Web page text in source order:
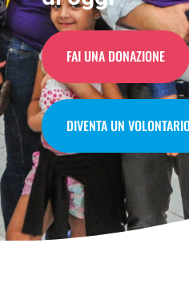
FAI UNA DONAZIONE
DIVENTA UN